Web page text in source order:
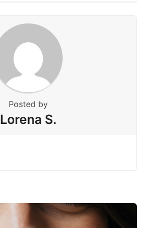
Posted by
Lorena S.